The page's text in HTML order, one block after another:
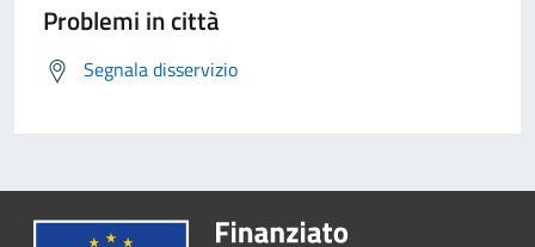
Problemi in città
Segnala disservizio